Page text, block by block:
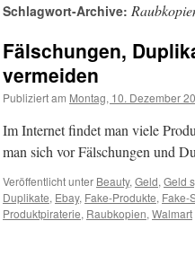
Schlagwort-Archive:
Fälschungen,
vermeiden
Publiziert am Montag, 10. Dezember
Im Internet findet man viele
man sich vor Fälschungen und
Veröffentlicht unter Beauty, Geld, Geld
Duplikate, Ebay, Fake-Produkte, Fake-
Produktpiraterie, Raubkopien, Walmart